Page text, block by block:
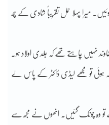
میرا پہلا حمل تقریباً شادی کے چھ
نہیں چاہتے تھے کہ جلدی اولاد ہو۔
تو مجھے لیڈی ڈاکٹر کے پاس لے
تو وہ چونک گئیں۔ انھوں نے مجھ سے